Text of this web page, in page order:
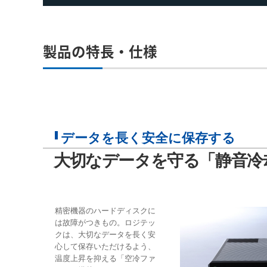
製品の特長・仕様
データを長く安全に保存する
大切なデータを守る「静音冷
精密機器のハードディスクに
は故障がつきもの。ロジテッ
クは、大切なデータを長く安
心して保存いただけるよう、
温度上昇を抑える「空冷ファ